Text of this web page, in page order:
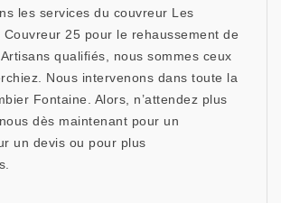
les services du couvreur Les
Couvreur 25 pour le rehaussement de
qualifiés, nous sommes ceux
Nous intervenons dans toute la
Fontaine. Alors, n’attendez plus
dès maintenant pour un
un devis ou pour plus